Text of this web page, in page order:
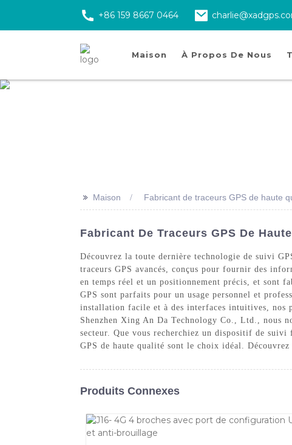
+86 159 8667 0464
Maison À Propos De Nous
>> Maison Fabricant de traceurs GPS de haute
Fabricant De Traceurs GPS De
Découvrez la toute dernière technologie de suivi
traceurs GPS avancés, conçus pour fournir des
en temps réel et un positionnement précis, et sont
GPS sont parfaits pour un usage personnel et
installation facile et à des interfaces intuitives, nos
Shenzhen Xing An Da Technology Co., Ltd., nous
secteur. Que vous recherchiez un dispositif de
GPS de haute qualité sont le choix idéal.
Produits Connexes